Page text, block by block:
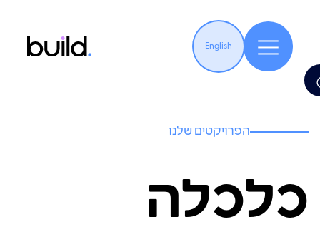
English
הפרויקטים שלנו
כלכלה